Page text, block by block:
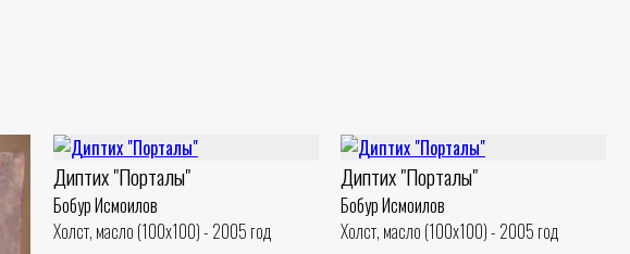
Диптих "Порталы"
Бобур Исмоилов
Холст, масло (100x100) - 2005 год
Диптих "Порталы"
Бобур Исмоилов
Холст, масло (100x100) - 2005 год